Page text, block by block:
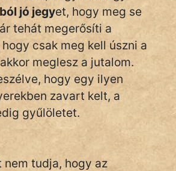
jó jegyet, hogy meg se
tehát megerősíti a
csak meg kell úszni a
meglesz a jutalom.
hogy egy ilyen
zavart kelt, a
gyűlöletet.
tudja, hogy az